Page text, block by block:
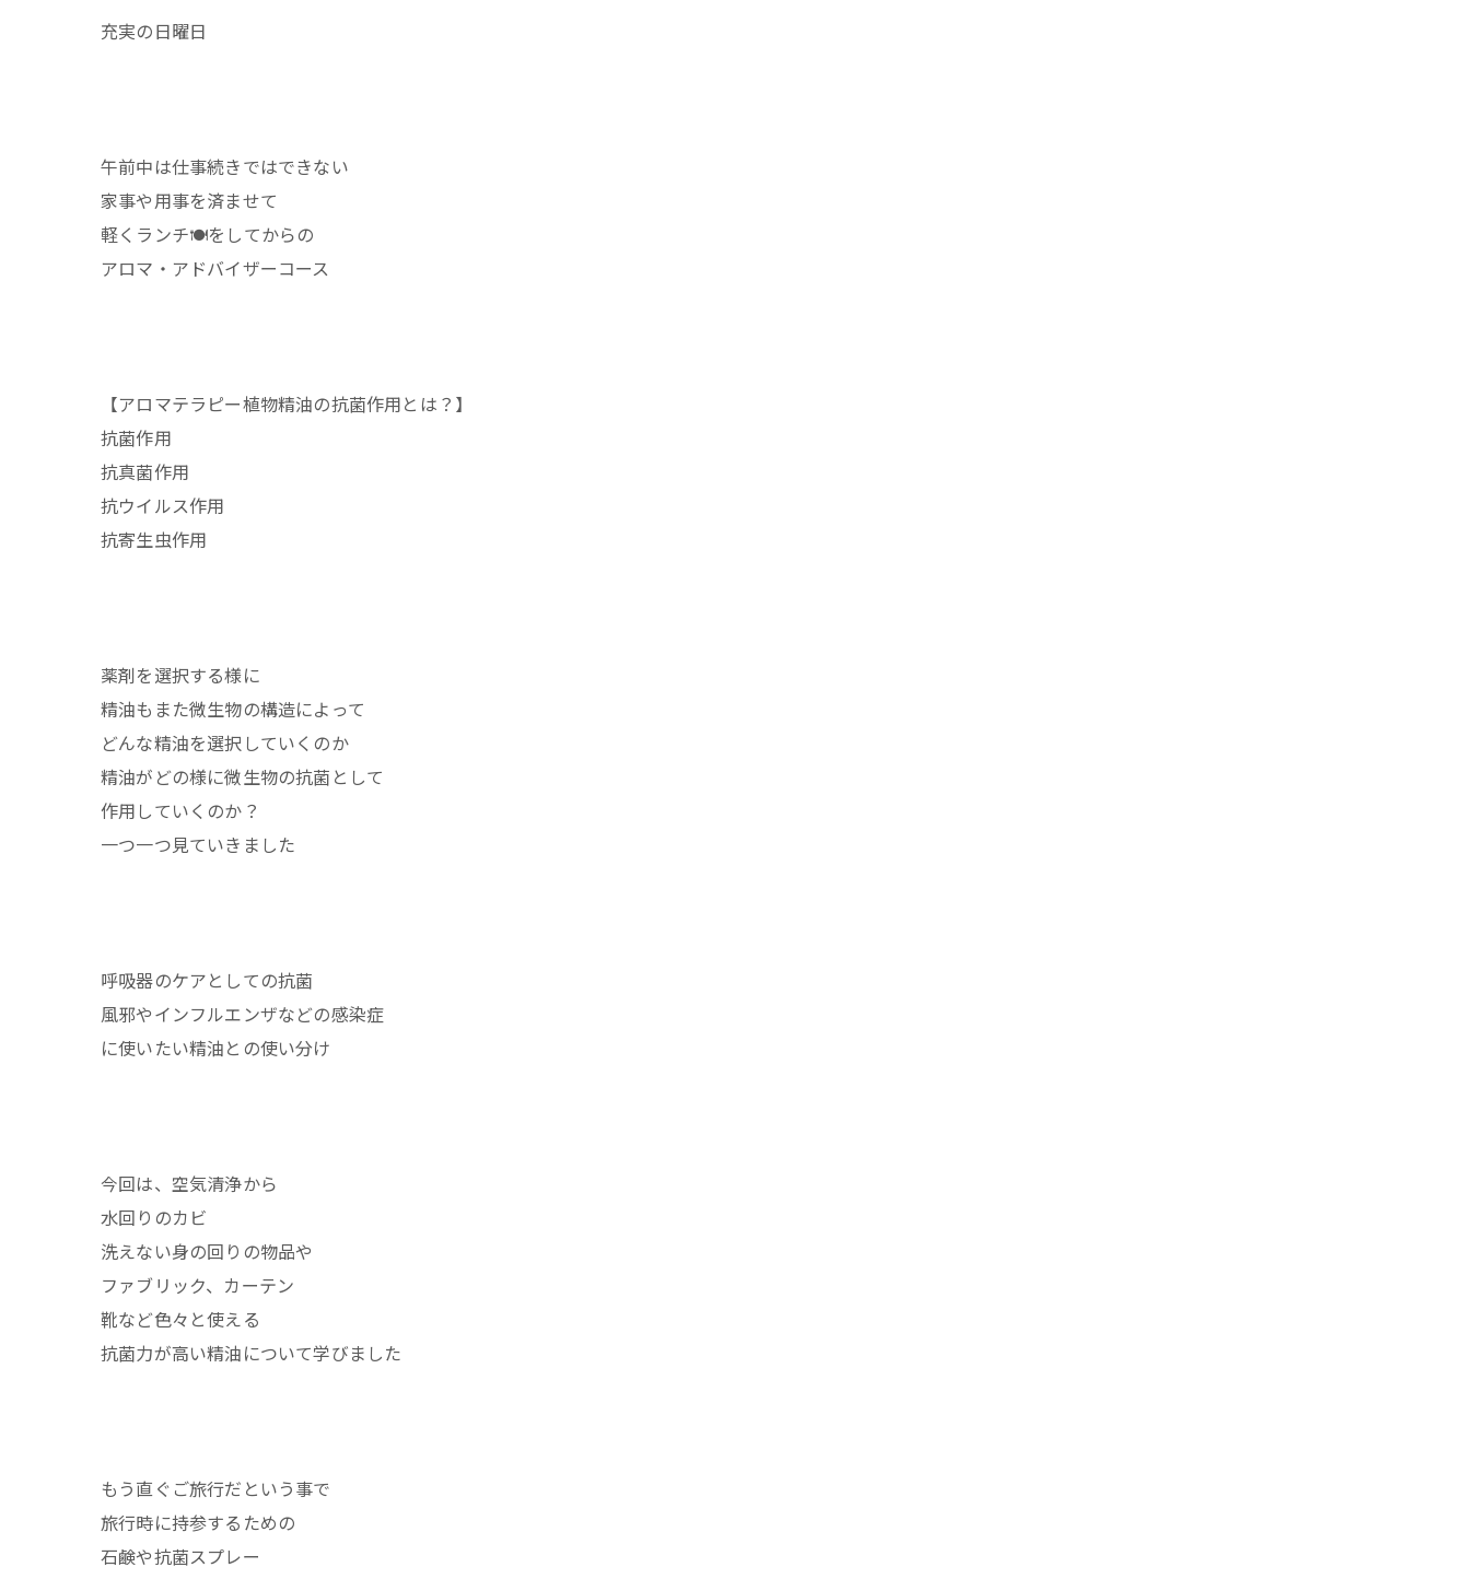
充実の日曜日
午前中は仕事続きではできない
家事や用事を済ませて
軽くランチ🍽️をしてからの
アロマ・アドバイザーコース
【アロマテラピー植物精油の抗菌作用とは？】
抗菌作用
抗真菌作用
抗ウイルス作用
抗寄生虫作用
薬剤を選択する様に
精油もまた微生物の構造によって
どんな精油を選択していくのか
精油がどの様に微生物の抗菌として
作用していくのか？
一つ一つ見ていきました
呼吸器のケアとしての抗菌
風邪やインフルエンザなどの感染症
に使いたい精油との使い分け
今回は、空気清浄から
水回りのカビ
洗えない身の回りの物品や
ファブリック、カーテン
靴など色々と使える
抗菌力が高い精油について学びました
もう直ぐご旅行だという事で
旅行時に持参するための
石鹸や抗菌スプレー